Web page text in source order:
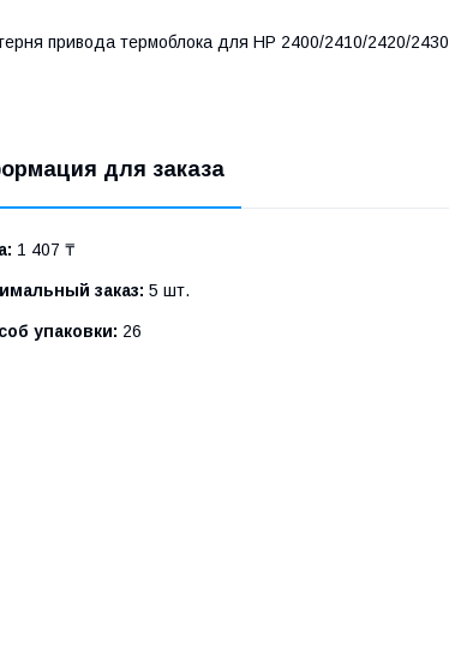
привода термоблока для HP 2400/2410/2420/
для заказа
1 407 ₸
заказ: 5 шт.
упаковки: 26